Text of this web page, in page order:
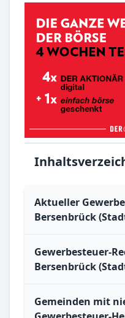
Aktueller
Bersenbrück
Gewerbesteuer-
Bersenbrück
Gemeinden mit